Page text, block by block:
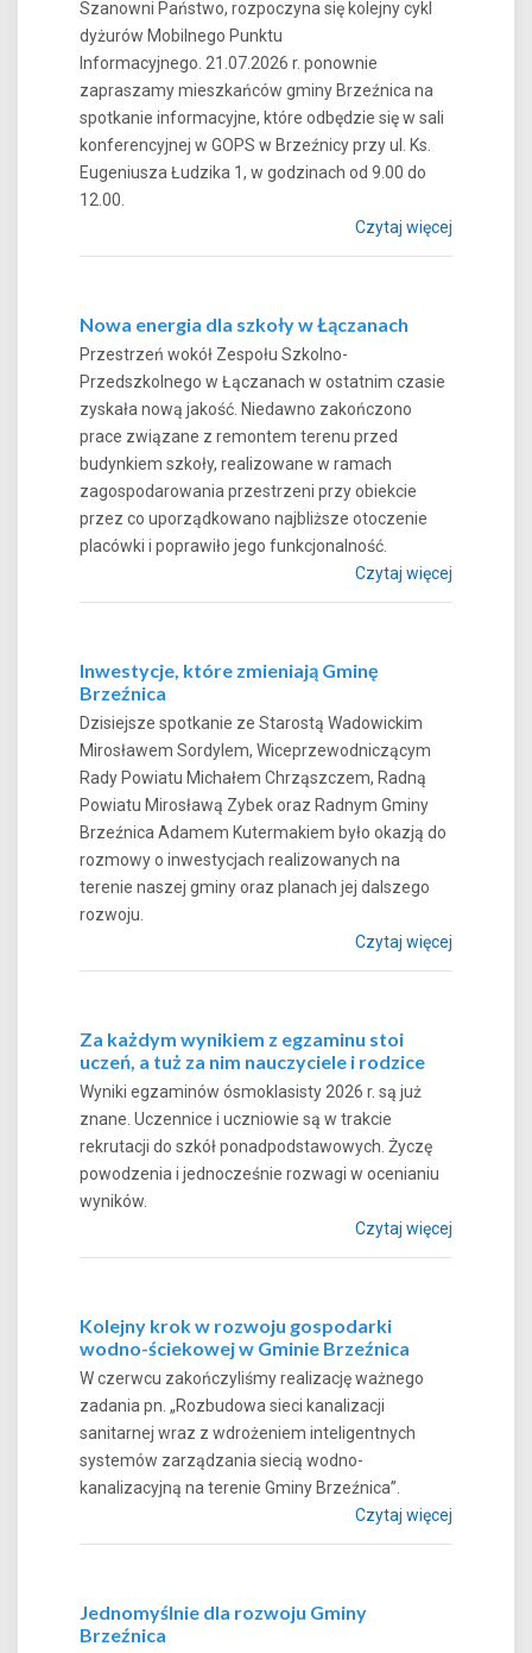
Szanowni Państwo, rozpoczyna się kolejny cykl
dyżurów Mobilnego Punktu
Informacyjnego. 21.07.2026 r. ponownie
zapraszamy mieszkańców gminy Brzeźnica na
spotkanie informacyjne, które odbędzie się w sali
konferencyjnej w GOPS w Brzeźnicy przy ul. Ks.
Eugeniusza Łudzika 1, w godzinach od 9.00 do
12.00.
Czytaj więcej
Nowa energia dla szkoły w Łączanach
Przestrzeń wokół Zespołu Szkolno-
Przedszkolnego w Łączanach w ostatnim czasie
zyskała nową jakość. Niedawno zakończono
prace związane z remontem terenu przed
budynkiem szkoły, realizowane w ramach
zagospodarowania przestrzeni przy obiekcie
przez co uporządkowano najbliższe otoczenie
placówki i poprawiło jego funkcjonalność.
Czytaj więcej
Inwestycje, które zmieniają Gminę
Brzeźnica
Dzisiejsze spotkanie ze Starostą Wadowickim
Mirosławem Sordylem, Wiceprzewodniczącym
Rady Powiatu Michałem Chrząszczem, Radną
Powiatu Mirosławą Zybek oraz Radnym Gminy
Brzeźnica Adamem Kutermakiem było okazją do
rozmowy o inwestycjach realizowanych na
terenie naszej gminy oraz planach jej dalszego
rozwoju.
Czytaj więcej
Za każdym wynikiem z egzaminu stoi
uczeń, a tuż za nim nauczyciele i rodzice
Wyniki egzaminów ósmoklasisty 2026 r. są już
znane. Uczennice i uczniowie są w trakcie
rekrutacji do szkół ponadpodstawowych. Życzę
powodzenia i jednocześnie rozwagi w ocenianiu
wyników.
Czytaj więcej
Kolejny krok w rozwoju gospodarki
wodno-ściekowej w Gminie Brzeźnica
W czerwcu zakończyliśmy realizację ważnego
zadania pn. „Rozbudowa sieci kanalizacji
sanitarnej wraz z wdrożeniem inteligentnych
systemów zarządzania siecią wodno-
kanalizacyjną na terenie Gminy Brzeźnica”.
Czytaj więcej
Jednomyślnie dla rozwoju Gminy
Brzeźnica